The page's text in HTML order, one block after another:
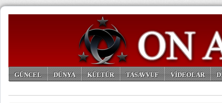
GÜNCEL DÜNYA KÜLTÜR TASAVVUF VİDEOLAR